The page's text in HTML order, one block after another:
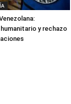
y rechazo